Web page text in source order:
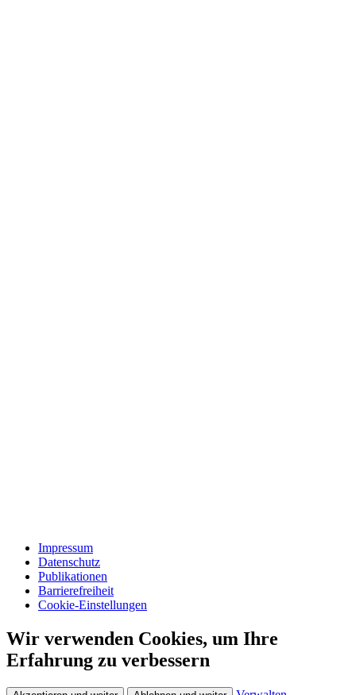
Impressum
Datenschutz
Publikationen
Barrierefreiheit
Cookie-Einstellungen
Wir verwenden Cookies, um Ihre
Erfahrung zu verbessern